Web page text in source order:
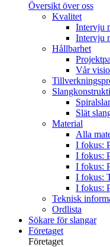
Översikt över oss
Kvalitet
Intervju
Intervju
Hållbarhet
Vår
Slät
Material
Alla
I fokus:
I fokus:
I fokus:
I fokus:
I fokus:
Teknisk
Ordlista
Sökare för slangar
Företaget
Företaget